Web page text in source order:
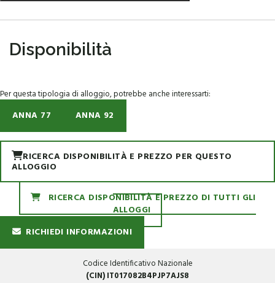
Disponibilità
Per questa tipologia di alloggio, potrebbe anche interessarti:
ANNA 77 ANNA 92
RICERCA DISPONIBILITÀ E PREZZO PER QUESTO
ALLOGGIO
RICERCA DISPONIBILITÀ E PREZZO DI TUTTI GLI
ALLOGGI
RICHIEDI INFORMAZIONI
Codice Identificativo Nazionale
(CIN) IT017082B4PJP7AJS8